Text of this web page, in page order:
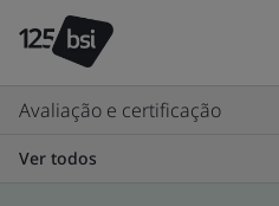
Avaliação e certificação
Ver todos